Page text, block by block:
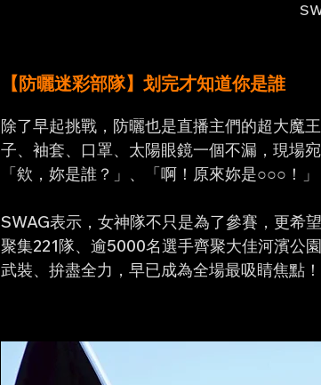
【防曬迷彩部隊】划完才知道你是誰
除了早起挑戰，防曬也是直播主們的超大魔
子、袖套、口罩、太陽眼鏡一個不漏，現場
「欸，妳是誰？」、「啊！原來妳是○○○！」
SWAG表示，女神隊不只是為了參賽，更希
聚集221隊、逾5000名選手齊聚大佳河濱公
武裝、拚盡全力，早已成為全場最吸睛焦點！